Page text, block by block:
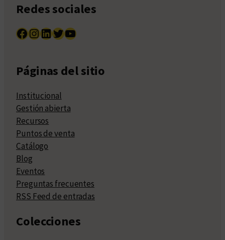
Redes sociales
Facebook InstagramLinkedIn Twitter YouTube
Páginas del sitio
Institucional
Gestión abierta
Recursos
Puntos de venta
Catálogo
Blog
Eventos
Preguntas frecuentes
RSS Feed de entradas
Colecciones